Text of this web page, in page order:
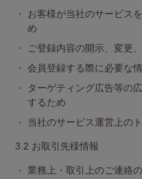
お客様が当社のサービス
め
ご登録内容の開示、変更
会員登録する際に必要な
ターゲティング広告等の
するため
当社のサービス運営上の
3.2 お取引先様情報
業務上・取引上のご連絡